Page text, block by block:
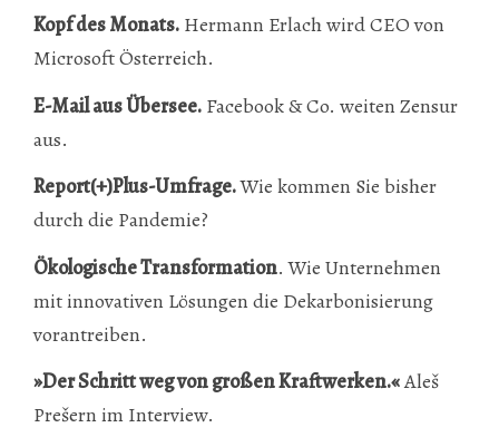
Kopf des Monats. Hermann Erlach wird CEO von
Microsoft Österreich.
E-Mail aus Übersee. Facebook & Co. weiten Zensur
aus.
Report(+)Plus-Umfrage.Wie kommen Sie bisher
durch die Pandemie?
Ökologische Transformation. Wie Unternehmen
mit innovativen Lösungen die Dekarbonisierung
vorantreiben.
»Der Schritt weg von großen Kraftwerken.«Aleš
Prešern im Interview.